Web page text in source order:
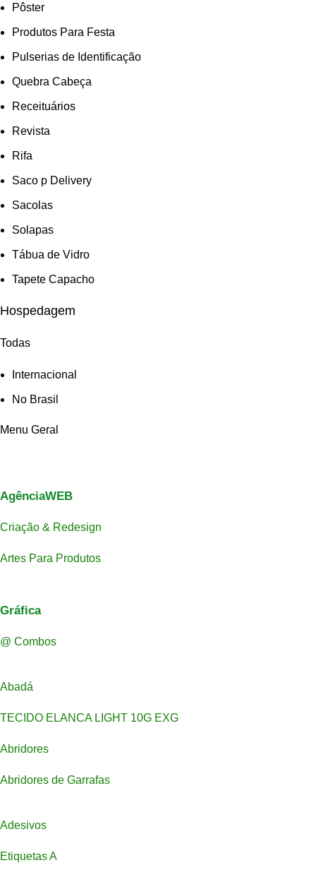
Pôster
Produtos Para Festa
Pulserias de Identificação
Quebra Cabeça
Receituários
Revista
Rifa
Saco p Delivery
Sacolas
Solapas
Tábua de Vidro
Tapete Capacho
Hospedagem
Todas
Internacional
No Brasil
Menu Geral
AgênciaWEB
Criação & Redesign
Artes Para Produtos
Gráfica
@ Combos
Abadá
TECIDO ELANCA LIGHT 10G EXG
Abridores
Abridores de Garrafas
Adesivos
Etiquetas A